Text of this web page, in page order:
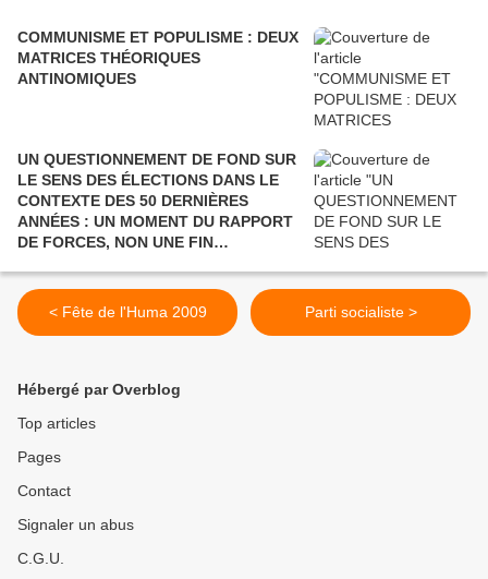
COMMUNISME ET POPULISME : DEUX
MATRICES THÉORIQUES
ANTINOMIQUES
UN QUESTIONNEMENT DE FOND SUR
LE SENS DES ÉLECTIONS DANS LE
CONTEXTE DES 50 DERNIÈRES
ANNÉES : UN MOMENT DU RAPPORT
DE FORCES, NON UNE FIN
< Fête de l'Huma 2009 Parti socialiste >
Hébergé par Overblog
Top articles
Pages
Contact
Signaler un abus
C.G.U.